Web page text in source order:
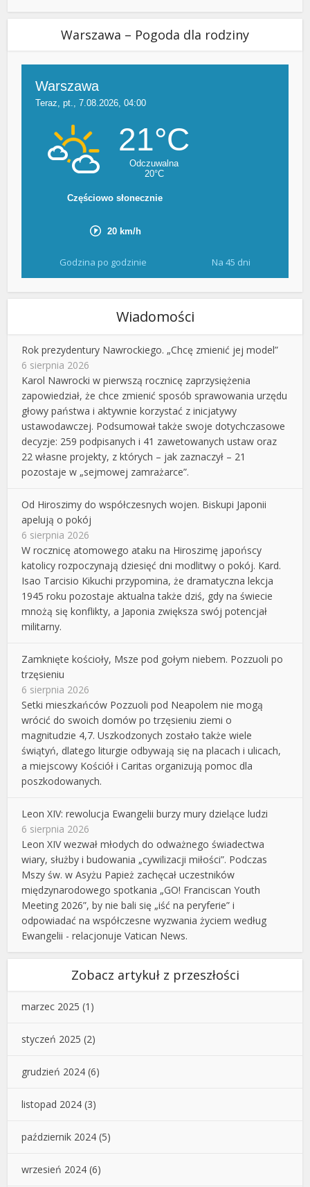
Warszawa – Pogoda dla rodziny
Godzina po godzinie Na 45 dni
Wiadomości
Rok prezydentury Nawrockiego. „Chcę zmienić jej model”
6 sierpnia 2026
Karol Nawrocki w pierwszą rocznicę zaprzysiężenia
zapowiedział, że chce zmienić sposób sprawowania urzędu
głowy państwa i aktywnie korzystać z inicjatywy
ustawodawczej. Podsumował także swoje dotychczasowe
decyzje: 259 podpisanych i 41 zawetowanych ustaw oraz
22 własne projekty, z których – jak zaznaczył – 21
pozostaje w „sejmowej zamrażarce”.
Od Hiroszimy do współczesnych wojen. Biskupi Japonii
apelują o pokój
6 sierpnia 2026
W rocznicę atomowego ataku na Hiroszimę japońscy
katolicy rozpoczynają dziesięć dni modlitwy o pokój. Kard.
Isao Tarcisio Kikuchi przypomina, że dramatyczna lekcja
1945 roku pozostaje aktualna także dziś, gdy na świecie
mnożą się konflikty, a Japonia zwiększa swój potencjał
militarny.
Zamknięte kościoły, Msze pod gołym niebem. Pozzuoli po
trzęsieniu
6 sierpnia 2026
Setki mieszkańców Pozzuoli pod Neapolem nie mogą
wrócić do swoich domów po trzęsieniu ziemi o
magnitudzie 4,7. Uszkodzonych zostało także wiele
świątyń, dlatego liturgie odbywają się na placach i ulicach,
a miejscowy Kościół i Caritas organizują pomoc dla
poszkodowanych.
Leon XIV: rewolucja Ewangelii burzy mury dzielące ludzi
6 sierpnia 2026
Leon XIV wezwał młodych do odważnego świadectwa
wiary, służby i budowania „cywilizacji miłości”. Podczas
Mszy św. w Asyżu Papież zachęcał uczestników
międzynarodowego spotkania „GO! Franciscan Youth
Meeting 2026”, by nie bali się „iść na peryferie” i
odpowiadać na współczesne wyzwania życiem według
Ewangelii - relacjonuje Vatican News.
Zobacz artykuł z przeszłości
marzec 2025 (1)
styczeń 2025 (2)
grudzień 2024 (6)
listopad 2024 (3)
październik 2024 (5)
wrzesień 2024 (6)